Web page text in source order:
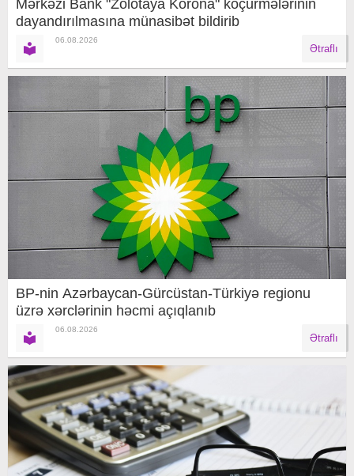
Mərkəzi Bank "Zolotaya Korona" köçürmələrinin
dayandırılmasına münasibət bildirib
06.08.2026
Ətraflı
BP-nin Azərbaycan-Gürcüstan-Türkiyə regionu
üzrə xərclərinin həcmi açıqlanıb
06.08.2026
Ətraflı